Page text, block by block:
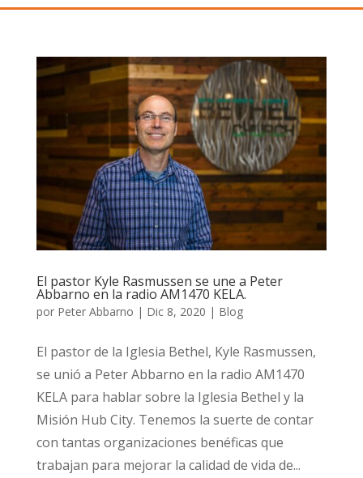
El pastor Kyle Rasmussen se une a Peter
Abbarno en la radio AM1470 KELA.
por Peter Abbarno | Dic 8, 2020 | Blog
El pastor de la Iglesia Bethel, Kyle Rasmussen,
se unió a Peter Abbarno en la radio AM1470
KELA para hablar sobre la Iglesia Bethel y la
Misión Hub City. Tenemos la suerte de contar
con tantas organizaciones benéficas que
trabajan para mejorar la calidad de vida de...